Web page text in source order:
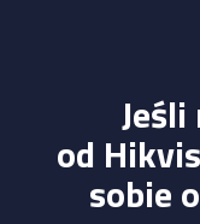
od
sobie